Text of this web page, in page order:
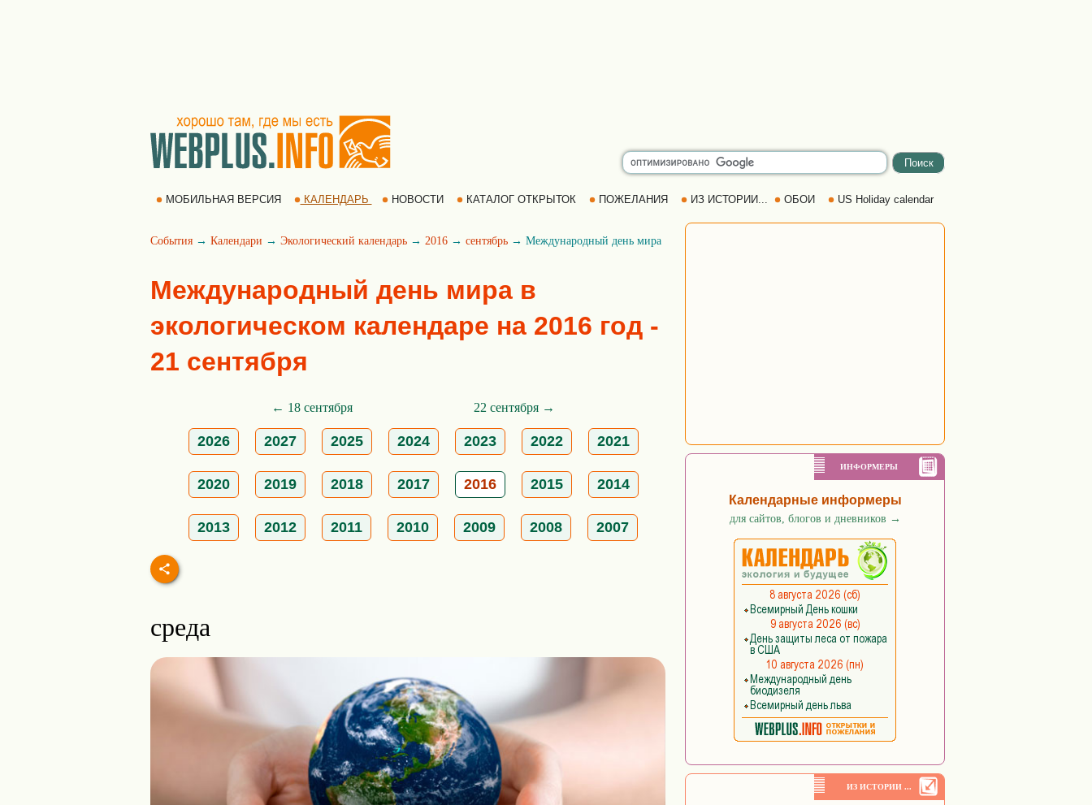
МОБИЛЬНАЯ ВЕРСИЯ КАЛЕНДАРЬ НОВОСТИ КАТАЛОГ ОТКРЫТОК ПОЖЕЛАНИЯ ИЗ ИСТОРИИ... ОБОИ US Holiday calendar
События → Календари → Экологический календарь → 2016 → сентябрь → Международный день мира
Международный день мира в
экологическом календаре на 2016 год -
21 сентября
← 18 сентября 22 сентября →
2026 2027 2025 2024 2023 2022 2021
2020 2019 2018 2017 2016 2015 2014
2013 2012 2011 2010 2009 2008 2007
среда
ИНФОРМЕРЫ
Календарные информеры
для сайтов, блогов и дневников →
ИЗ ИСТОРИИ ...